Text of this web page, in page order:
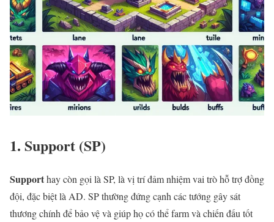
1. Support (SP)
Supporthay còn gọi là SP, là vị trí đảm nhiệm vai trò hỗ trợ đồng
đội, đặc biệt là AD. SP thường đứng cạnh các tướng gây sát
thương chính để bảo vệ và giúp họ có thể farm và chiến đấu tốt